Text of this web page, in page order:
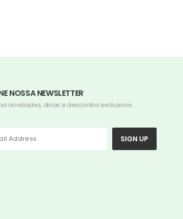
NOSSA NEWSLETTER
novidades, dicas e descontos exclusivos.
SIGN UP